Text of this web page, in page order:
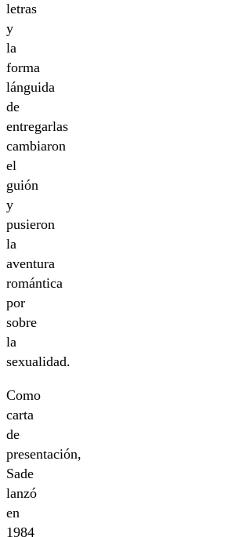
letras
y
la
forma
lánguida
de
entregarlas
cambiaron
el
guión
y
pusieron
la
aventura
romántica
por
sobre
la
sexualidad.
Como
carta
de
presentación,
Sade
lanzó
en
1984